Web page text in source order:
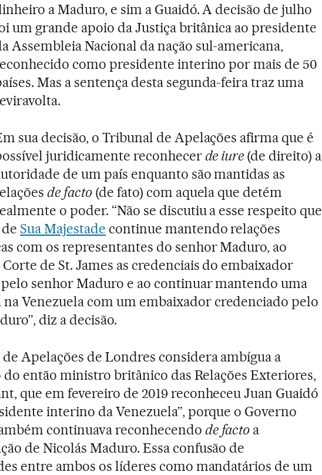
a Maduro, e sim a Guaidó. A decisão de julho
um grande apoio da Justiça britânica ao presidente
Assembleia Nacional da nação sul-americana,
como presidente interino por mais de 50
Mas a sentença desta segunda-feira traz uma
sua decisão, o Tribunal de Apelações afirma que é
juridicamente reconhecerde iure(de direito) a
de um país enquanto são mantidas as
de facto(de fato) com aquela que detém
o poder. “Não se discutiu a esse respeito que
Sua Majestade continue mantendo relações
com os representantes do senhor Maduro, ao
de St. James as credenciais do embaixador
senhor Maduro e ao continuar mantendo uma
na Venezuela com um embaixador credenciado pelo
diz a decisão.
Apelações de Londres considera ambígua a
do então ministro britânico das Relações Exteriores,
que em fevereiro de 2019 reconheceu Juan Guaidó
interino da Venezuela”, porque o Governo
continuava reconhecendo de facto a
de Nicolás Maduro. Essa confusão de
entre ambos os líderes como mandatários de um